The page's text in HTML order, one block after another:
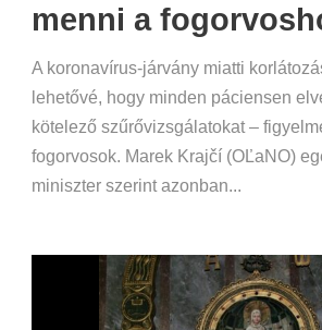
menni a
A koronavírus-járvány miatti
lehetővé, hogy minden páciensen
kötelező szűrővizsgálatokat –
fogorvosok. Marek Krajčí (OĽaNO)
miniszter szerint azonban...